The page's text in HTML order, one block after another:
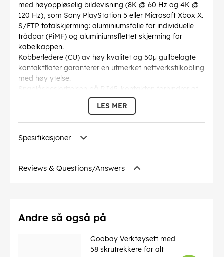
med høyoppløselig bildevisning (8K @ 60 Hz og 4K @
120 Hz), som Sony PlayStation 5 eller Microsoft Xbox X.
S/FTP totalskjerming: aluminiumsfolie for individuelle
trådpar (PiMF) og aluminiumsflettet skjerming for
kabelkappen.
Kobberledere (CU) av høy kvalitet og 50µ gullbelagte
kontaktflater garanterer en utmerket nettverkstilkobling
med høy ytelse.
Snaplåsbeskyttelsen på RJ45-kontakten forhindrer at
snaplåsen setter seg fast eller brekker av, noe som
sikrer en pålitelig Internett-tilkobling.
Bøyebeskyttelsen og den stabile kappen beskytter
CAT-7-kabelen er egnet for Power over Ethernet (PoE,
PoE+) og 10 Gigabit Ethernet med hastigheter på opptil
AWG: 26/7 (fåtrådet)
Skjermingsklasse: S/FTP (PiMF)
: 2 x
: EIA/TIA-568 B
LES MER
Spesifikasjoner
Reviews & Questions/Answers
Andre så også på
Goobay Verktøysett med
58 skrutrekkere for alt